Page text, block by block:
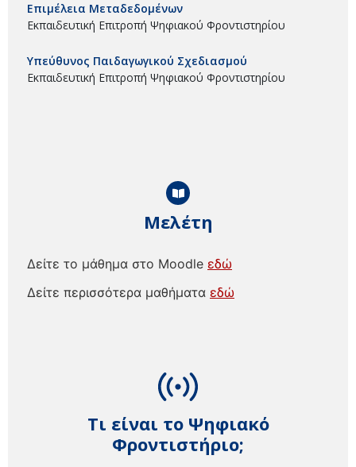
Τι είναι το Ψηφιακό
Φροντιστήριο;
Μελέτη
Δείτε το μάθημα στο Moodle εδώ
Δείτε περισσότερα μαθήματα εδώ
Επιμέλεια Μεταδεδομένων
Εκπαιδευτική Επιτροπή Ψηφιακού Φροντιστηρίου
Υπεύθυνος Παιδαγωγικού Σχεδιασμού
Εκπαιδευτική Επιτροπή Ψηφιακού Φροντιστηρίου